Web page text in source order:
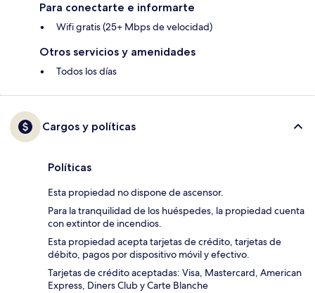
Para conectarte e informarte
Wifi gratis (25+ Mbps de velocidad)
Otros servicios y amenidades
Todos los días
Cargos y políticas
Políticas
Esta propiedad no dispone de ascensor.
Para la tranquilidad de los huéspedes, la propiedad cuenta
con extintor de incendios.
Esta propiedad acepta tarjetas de crédito, tarjetas de
débito, pagos por dispositivo móvil y efectivo.
Tarjetas de crédito aceptadas: Visa, Mastercard, American
Express, Diners Club y Carte Blanche